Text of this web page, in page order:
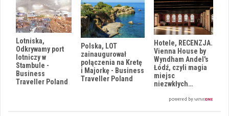
Lotniska,
Odkrywamy port
lotniczy w
Stambule -
Business
Traveller Poland
Polska, LOT
zainaugurował
połączenia na Kretę
i Majorkę - Business
Traveller Poland
Hotele, RECENZJA.
Vienna House by
Wyndham Andel's
Łódź, czyli magia
miejsc
niezwkłych…